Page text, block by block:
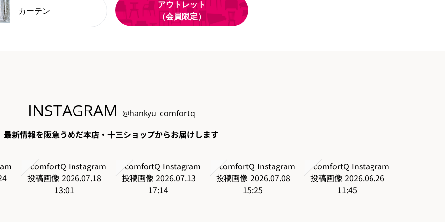
カーテン
アウトレット
（会員限定）
INSTAGRAM @hankyu_comfortq
最新情報を阪急うめだ本店・十三ショップからお届けします